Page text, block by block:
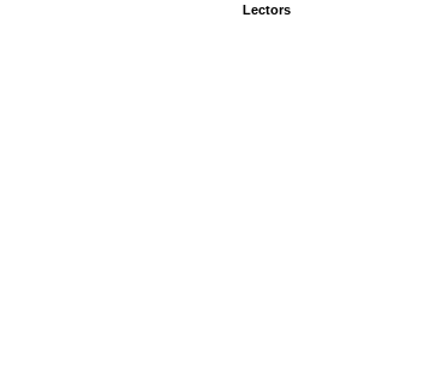
Lectors